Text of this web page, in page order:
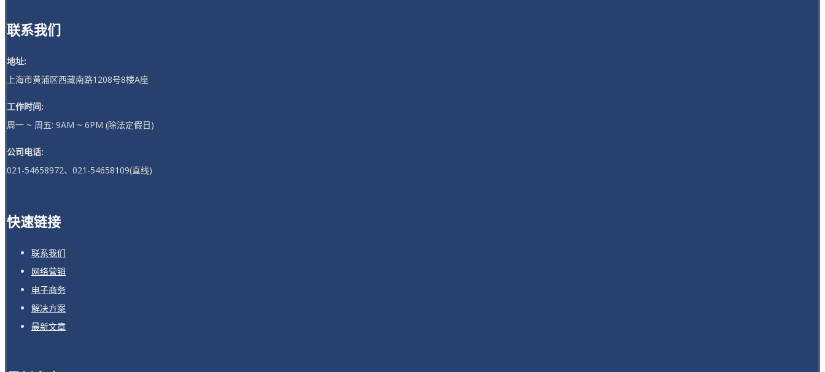
联系我们
地址:
上海市黄浦区西藏南路1208号8楼A座
工作时间:
周一 ~ 周五: 9AM ~ 6PM (除法定假日)
公司电话:
021-54658972、021-54658109(直线)
快速链接
联系我们
网络营销
电子商务
解决方案
最新文章